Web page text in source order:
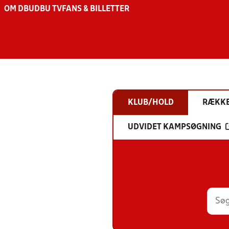
OM DBU DBU TV FANS & BILLETTER
KLUB/HOLD
UDVIDET KAMPSØGNING